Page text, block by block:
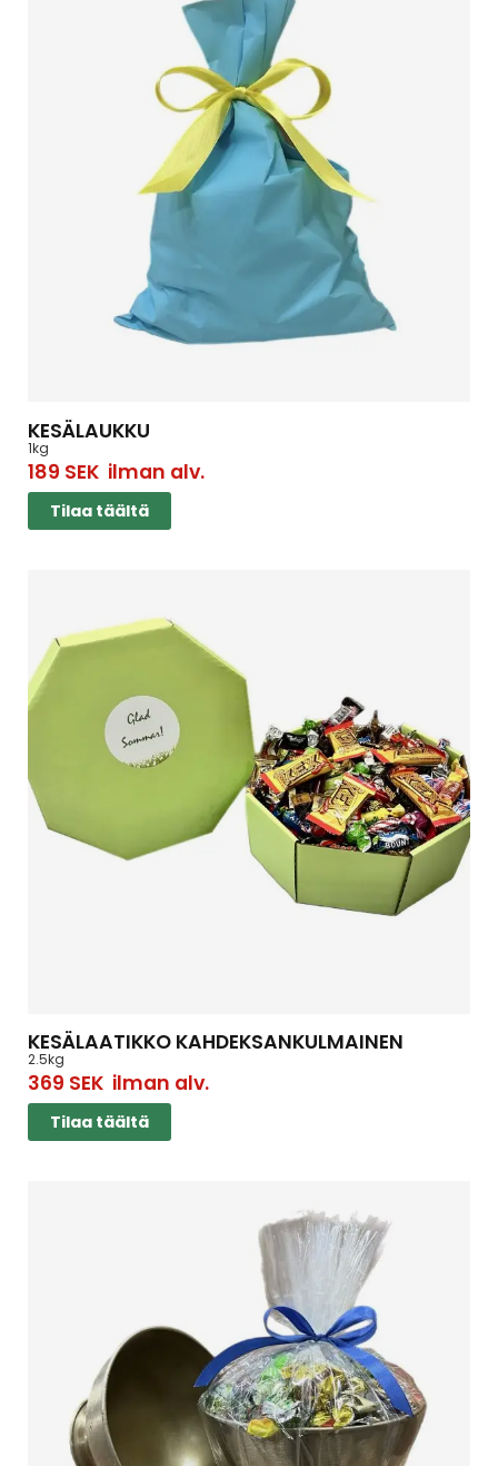
KESÄLAUKKU
1kg
189 SEKilman alv.
Tilaa täältä
KESÄLAATIKKO KAHDEKSANKULMAINEN
2.5kg
369 SEKilman alv.
Tilaa täältä